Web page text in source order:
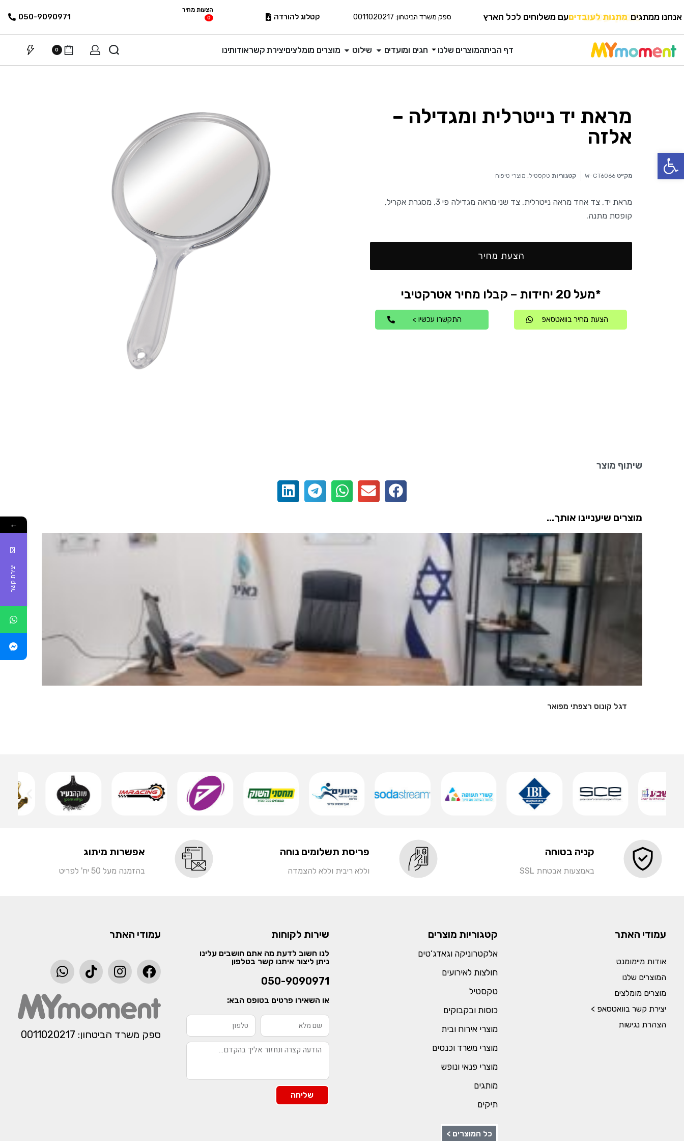
פתח סרגל נגישות
אנחנו ממתגיםמגוון עטיםעם משלוחים לכל הארץ ספק משרד הביטחון: 0011020217 קטלוג להורדה
הצעות מחיר
0 פריטים 050-9090971
דף הביתהמוצרים שלנו חגים ומועדים שילוט מוצרים מומלציםיצירת קשראודותינו 0
מראת יד נייטרלית ומגדילה –
אלזה
מק״ט W-GT6066 קטגוריות טקסטיל, מוצרי טיפוח
מראת יד, צד אחד מראה נייטרלית, צד שני מראה מגדילה פי 3, מסגרת אקריל,
קופסת מתנה.
הצעת מחיר
*מעל 20 יחידות – קבלו מחיר אטרקטיבי
הצעת מחיר בוואטסאפ התקשרו עכשיו >
שיתוף מוצר
מוצרים שיעניינו אותך...
שלט אותיות מואר
קניה בטוחה
באמצעות אבטחת SSL
פריסת תשלומים נוחה
וללא ריבית וללא להצמדה
אפשרות מיתוג
בהזמנה מעל 50 יח' לפריט
עמודי האתר
אודות מיימומנט
המוצרים שלנו
מוצרים מומלצים
יצירת קשר בוואטסאפ >
הצהרת נגישות
קטגוריות מוצרים
אלקטרוניקה וגאדג’טים
חולצות לאירועים
טקסטיל
כוסות ובקבוקים
מוצרי אירוח ובית
מוצרי משרד וכנסים
מוצרי פנאי ונופש
מותגים
תיקים
כל המוצרים >
שירות לקוחות
לנו חשוב לדעת מה אתם חושבים עלינו
ניתן ליצור איתנו קשר בטלפון
050-9090971
או השאירו פרטים בטופס הבא:
שליחה
עמודי האתר
ספק משרד הביטחון: 0011020217​​
←
יצירת קשר